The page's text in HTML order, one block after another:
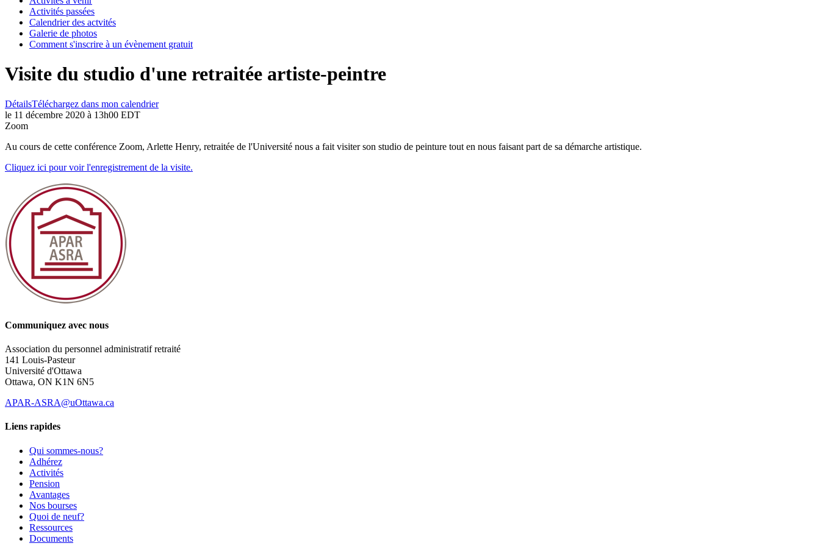
Activités passées
Calendrier des actvités
Galerie de photos
Comment s'inscrire à un évènement gratuit
Visite du studio d'une retraitée artiste-peintre
DétailsTéléchargez dans mon calendrier
le 11 décembre 2020 à 13h00 EDT
Zoom
Au cours de cette conférence Zoom, Arlette Henry, retraitée de l'Université nous a fait visiter son studio de peinture tout en nous faisant part de sa démarche artistique.
Cliquez ici pour voir l'enregistrement de la visite.
Communiquez avec nous
Association du personnel administratif retraité
141 Louis-Pasteur
Université d'Ottawa
Ottawa, ON K1N 6N5
APAR-ASRA@uOttawa.ca
Liens rapides
Qui sommes-nous?
Adhérez
Activités
Pension
Avantages
Nos bourses
Quoi de neuf?
Ressources
Documents